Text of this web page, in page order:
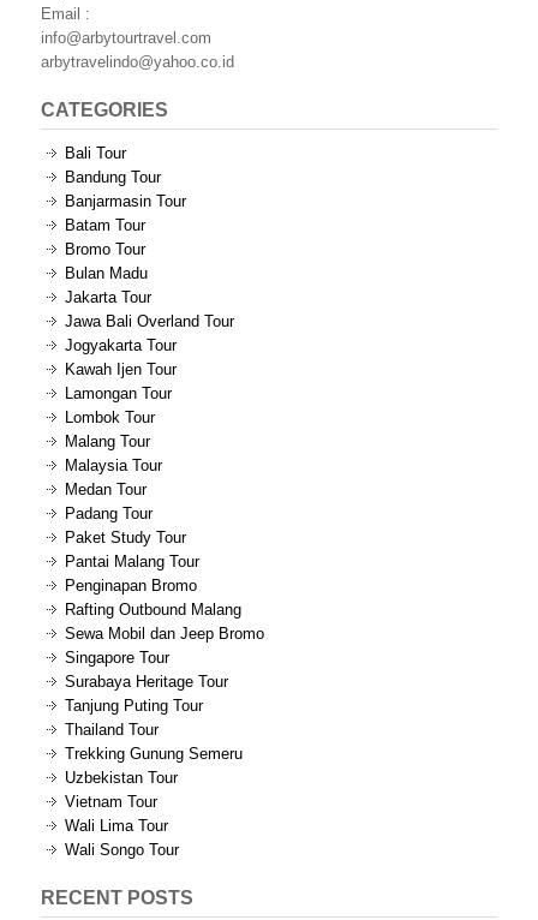
Email :
info@arbytourtravel.com
arbytravelindo@yahoo.co.id
CATEGORIES
Bali Tour
Bandung Tour
Banjarmasin Tour
Batam Tour
Bromo Tour
Bulan Madu
Jakarta Tour
Jawa Bali Overland Tour
Jogyakarta Tour
Kawah Ijen Tour
Lamongan Tour
Lombok Tour
Malang Tour
Malaysia Tour
Medan Tour
Padang Tour
Paket Study Tour
Pantai Malang Tour
Penginapan Bromo
Rafting Outbound Malang
Sewa Mobil dan Jeep Bromo
Singapore Tour
Surabaya Heritage Tour
Tanjung Puting Tour
Thailand Tour
Trekking Gunung Semeru
Uzbekistan Tour
Vietnam Tour
Wali Lima Tour
Wali Songo Tour
RECENT POSTS